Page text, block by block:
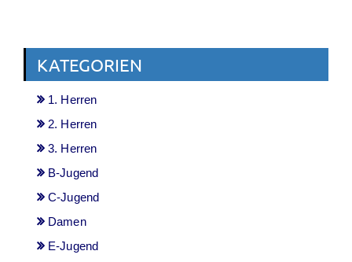
KATEGORIEN
1. Herren
2. Herren
3. Herren
B-Jugend
C-Jugend
Damen
E-Jugend